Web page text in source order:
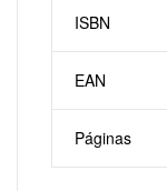
ISBN
EAN
Páginas